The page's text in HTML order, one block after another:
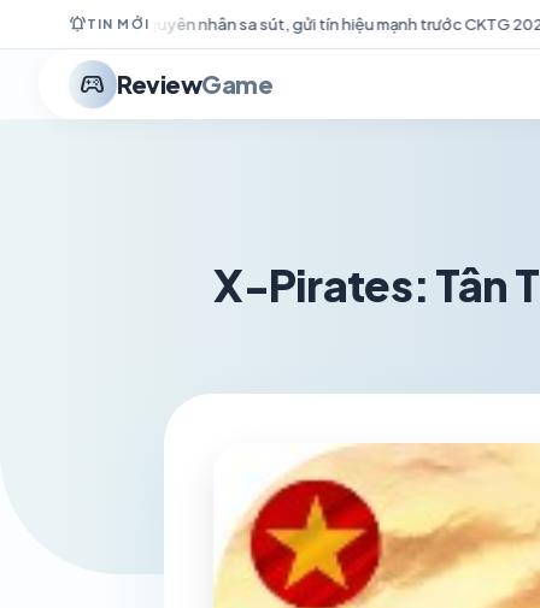
notifications_activeTIN MỚI
tín hiệu mạnh trước CKTG 2026 Game SLG Tam Quốc hành
stadia_controller ReviewGame
X-Pirates: Tân